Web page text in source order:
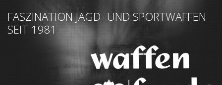
FASZINATION JAGD- UND SPORTWAFFEN
SEIT 1981